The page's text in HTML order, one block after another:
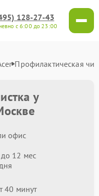
128-27-43
с 6:00 до 23:00
Профилактическая
у
офис
12 мес
40 минут